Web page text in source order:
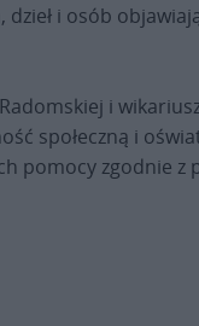
i osób
i
społeczną i
pomocy zgodnie z